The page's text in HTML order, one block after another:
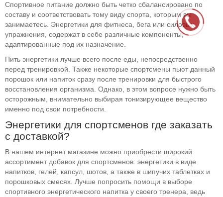
Спортивное питание должно быть четко сбалансировано по
составу и соответствовать тому виду спорта, которым вы
занимаетесь. Энергетики для фитнеса, бега или силовых
упражнения, содержат в себе различные компоненты,
адаптированные под их назначение.
Пить энергетики лучше всего после еды, непосредственно
перед тренировкой. Также некоторые спортсмены пьют данный
порошок или напиток сразу после тренировки для быстрого
восстановления организма. Однако, в этом вопросе нужно быть
осторожным, внимательно выбирая тонизирующее вещество
именно под свои потребности.
Энергетики для спортсменов где заказать
с доставкой?
В нашем интернет магазине можно приобрести широкий
ассортимент добавок для спортсменов: энергетики в виде
напитков, гелей, капсул, шотов, а также в шипучих таблетках и
порошковых смесях. Лучше попросить помощи в выборе
спортивного энергетического напитка у своего тренера, ведь